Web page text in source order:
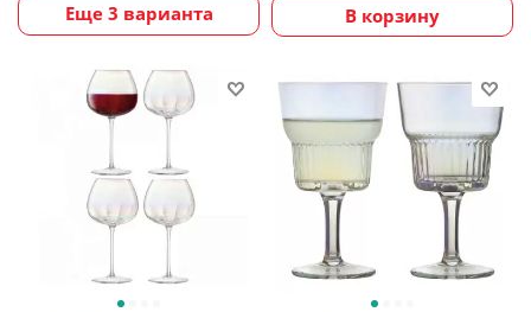
Еще 3 варианта В корзину